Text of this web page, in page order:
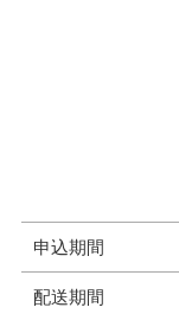
申込期間
配送期間